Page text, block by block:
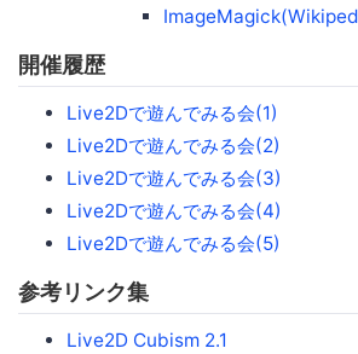
開催履歴
Live2Dで遊んでみる会(1)
Live2Dで遊んでみる会(2)
Live2Dで遊んでみる会(3)
Live2Dで遊んでみる会(4)
Live2Dで遊んでみる会(5)
参考リンク集
Live2D Cubism 2.1